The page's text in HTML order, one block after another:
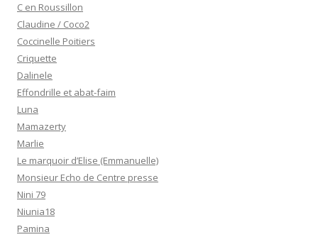
C en Roussillon
Claudine / Coco2
Coccinelle Poitiers
Criquette
Dalinele
Effondrille et abat-faim
Luna
Mamazerty
Marlie
Le marquoir d’Elise (Emmanuelle)
Monsieur Echo de Centre presse
Nini 79
Niunia18
Pamina